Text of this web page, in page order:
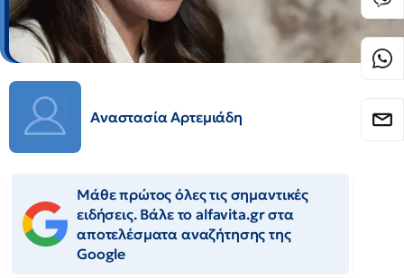
Αναστασία Αρτεμιάδη
Μάθε πρώτος όλες τις σημαντικές
ειδήσεις. Βάλε το alfavita.gr στα
αποτελέσματα αναζήτησης της
Google